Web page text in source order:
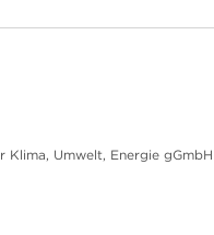
Umwelt, Energie gGmbH